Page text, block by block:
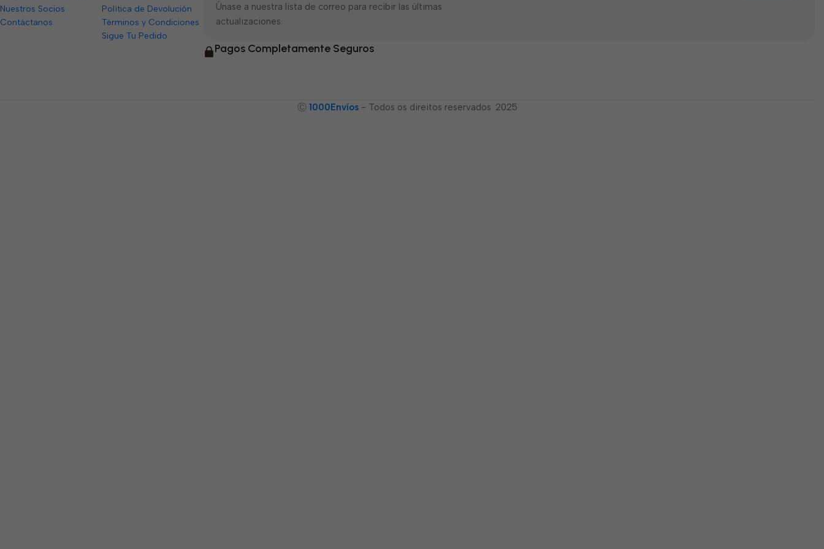
Nuestros Socios
Contáctanos
Política de Devolución
Términos y Condiciones
Sigue Tu Pedido
Únase a nuestra lista de correo para recibir las últimas
actualizaciones.
Pagos Completamente Seguros
Ⓒ 1000Envíos - Todos os direitos reservados. 2025